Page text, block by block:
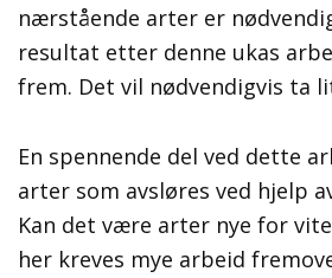
nærstående arter er
resultat etter denne ukas
frem. Det vil nødvendigvis ta
En spennende del ved dette
arter som avsløres ved hjelp
Kan det være arter nye for
her kreves mye arbeid